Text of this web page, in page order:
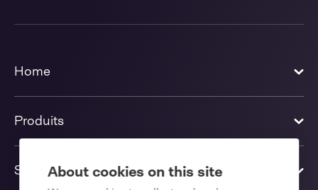
About cookies on this site
Home
Produits
Solutions